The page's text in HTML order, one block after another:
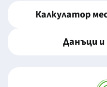
Калкулатор
Данъци и